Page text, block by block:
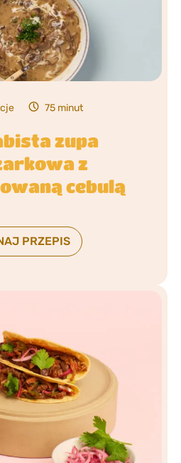
75 minut
zupa
z
cebulą
PRZEPIS